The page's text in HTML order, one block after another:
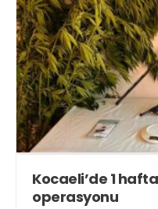
Kocaeli’de 1
operasyonu